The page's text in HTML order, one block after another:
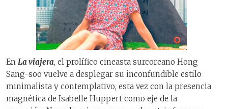
En La viajera, el prolífico cineasta surcoreano Hong
Sang-soo vuelve a desplegar su inconfundible estilo
minimalista y contemplativo, esta vez con la presencia
magnética de Isabelle Huppert como eje de la